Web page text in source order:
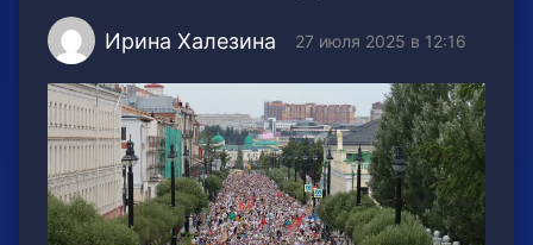
Ирина Халезина 27 июля 2025 в 12:16